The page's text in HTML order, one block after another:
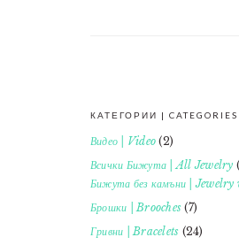
КАТЕГОРИИ | CATEGORIES
Видео | Video (2)
Всички Бижута | All Jewelry
Бижута без камъни | Jewelry
Брошки | Brooches (7)
Гривни | Bracelets (24)